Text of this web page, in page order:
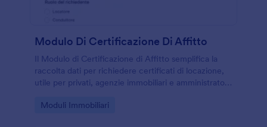
Modulo Di Certificazione Di Affitto
Il Modulo di Certificazione di Affitto semplifica la
raccolta dati per richiedere certificati di locazione,
utile per privati, agenzie immobiliari e amministratori
Go to Category:
Moduli Immobiliari